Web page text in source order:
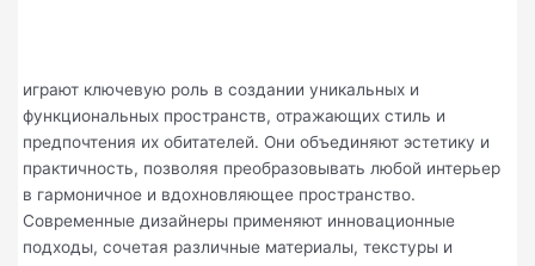
играют ключевую роль в создании уникальных и
функциональных пространств, отражающих стиль и
предпочтения их обитателей. Они объединяют эстетику и
практичность, позволяя преобразовывать любой интерьер
в гармоничное и вдохновляющее пространство.
Современные дизайнеры применяют инновационные
подходы, сочетая различные материалы, текстуры и